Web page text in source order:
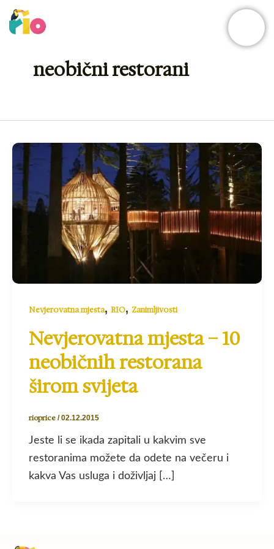
Skip
to
neobični restorani
Nevjerovatna mjesta, RIO, Zanimljivosti
Nevjerovatna mjesta – 10
neobičnih restorana
širom svijeta
rioprice /02.12.2015
Jeste li se ikada zapitali u kakvim sve
restoranima možete da odete na večeru i
kakva Vas usluga i doživljaj […]